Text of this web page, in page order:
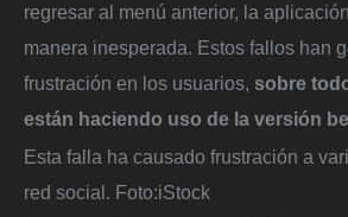
regresar al menú anterior, la
manera inesperada. Estos fallos han
frustración en los usuarios, sobre
están haciendo uso de la versión
Esta falla ha causado frustración a
red social. Foto:iStock